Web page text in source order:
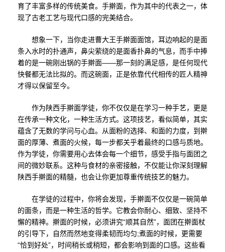
育了丰富多样的传统美食。手擀面，作为其中的代表之一，体
现了古老工艺与现代口感的完美结合。
想象一下，当你走进曹大王手擀面面馆，耳边响起的是面
条入水时的扑通声，鼻尖萦绕的是面香扑鼻的气息，而手中捧
着的是一碗刚出锅的手擀面——那一刻的满足感，是任何现代
快餐都无法比拟的。而这碗面，正是依靠代代相传的匠人精神
才得以保留至今。
作为陕西手擀面学徒，你不仅仅是在学习一种手艺，更是
在传承一种文化，一种生活方式。这项技艺，看似简单，其实
蕴含了无数的学问与心血。从面粉的选择、和面的力度，到擀
面的厚薄、煮面的火候，每一步都关乎着最终的口感与质地。
作为学徒，你需要用心去体会每一个细节，感受手指与面团之
间的微妙联系。这种与食材的亲密接触，不仅能让你深刻理解
陕西手擀面的精髓，也会让你更加尊重传统技艺的魅力。
在学徒的过程中，你将会发现，手擀面不仅仅是一碗简单
的面条，而是一种生活的哲学。它教会你耐心、细致、坚持不
懈的精神。擀面的时候，必须讲究“顺其自然”，面团在擀面杖
的引导下，自然而然地变得柔韧而均匀;煮面的时候，更需要
“恰到好处”，时间稍长或稍短，都会影响到面的口感。这些看